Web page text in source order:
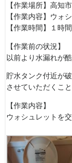
【作業場所】高知
【作業内容】ウォ
【作業時間】１時
【作業前の状況】
以前より水漏れが酷
貯水タンク付近が
させていただくこ
【作業内容】
ウォシュレットを